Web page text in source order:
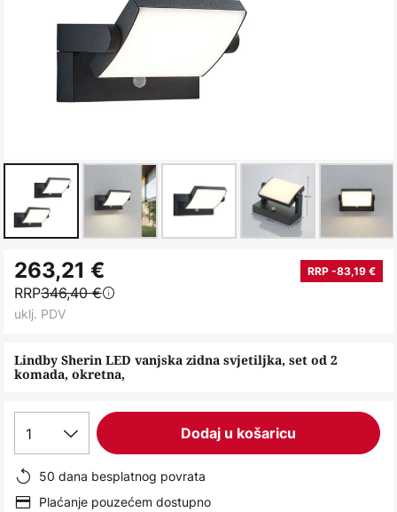
to
the
beginning
the
images
gallery
Lindby Sherin LED vanjska zidna svjetiljka, set od 2
komada, okretna,
263,21 € RRP -83,19 €
RRP346,40 €
uklj. PDV
1 Dodaj u košaricu
50 dana besplatnog povrata
Plaćanje pouzećem dostupno